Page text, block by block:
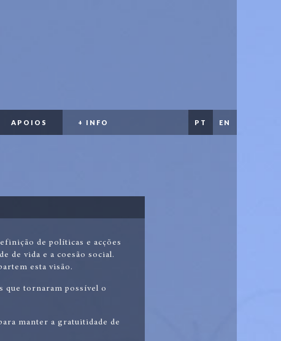
APOIOS + INFO PT EN
de políticas e acções
de vida e a coesão social.
esta visão.
que tornaram possível o
manter a gratuitidade de